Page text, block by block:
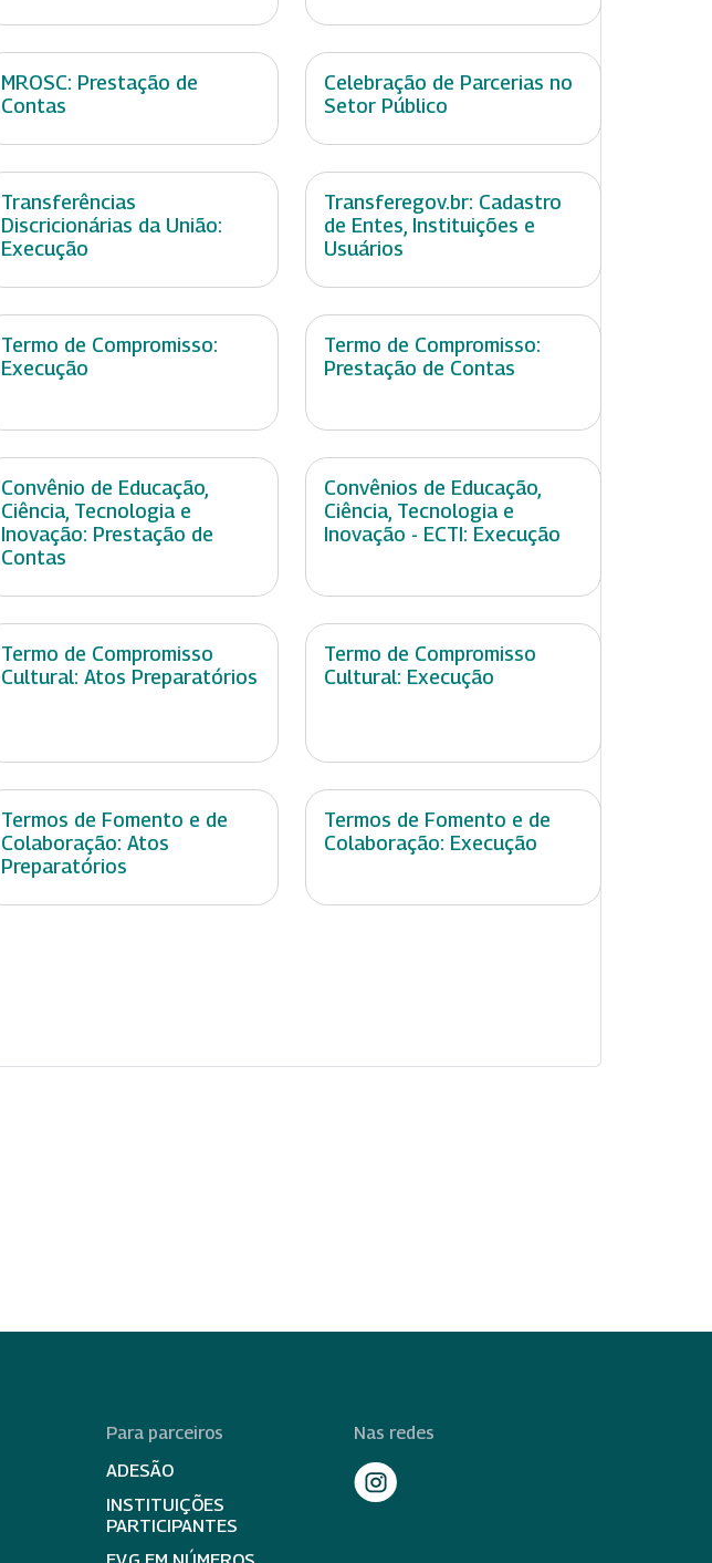
MROSC: Prestação de
Contas
Celebração de Parcerias no
Setor Público
Transferências
Discricionárias da União:
Execução
Transferegov.br: Cadastro
de Entes, Instituições e
Usuários
Termo de Compromisso:
Execução
Termo de Compromisso:
Prestação de Contas
Convênio de Educação,
Ciência, Tecnologia e
Inovação: Prestação de
Contas
Convênios de Educação,
Ciência, Tecnologia e
Inovação - ECTI: Execução
Termo de Compromisso
Cultural: Atos Preparatórios
Termo de Compromisso
Cultural: Execução
Termos de Fomento e de
Colaboração: Atos
Preparatórios
Termos de Fomento e de
Colaboração: Execução
Para parceiros
ADESÃO
INSTITUIÇÕES
PARTICIPANTES
Nas redes